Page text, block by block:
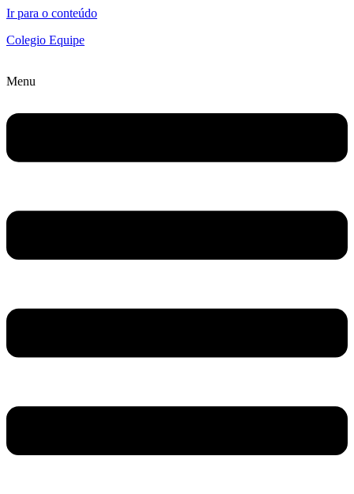
Ir para o conteúdo
Colegio Equipe
Menu